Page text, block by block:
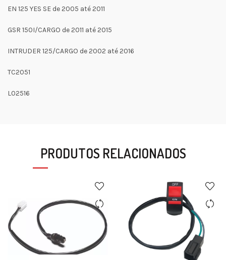
EN 125 YES SE de 2005 até 2011
GSR 150I/CARGO de 2011 até 2015
INTRUDER 125/CARGO de 2002 até 2016
TC2051
L02516
PRODUTOS RELACIONADOS